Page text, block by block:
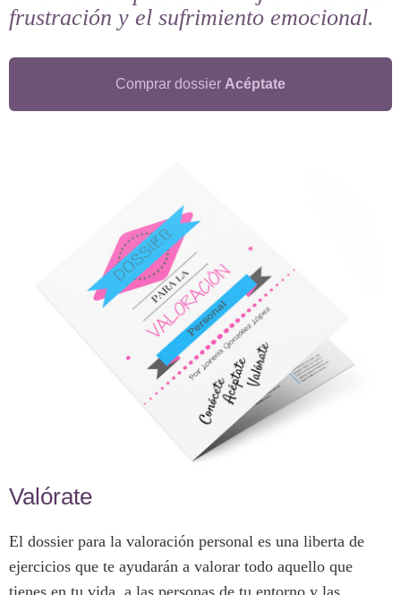
frustración y el sufrimiento emocional.
Comprar dossier Acéptate
Valórate
El dossier para la valoración personal es una liberta de
ejercicios que te ayudarán a valorar todo aquello que